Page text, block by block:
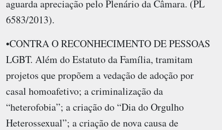
aguarda apreciação pelo Plenário da Câmara. (PL
6583/2013).
•CONTRA O RECONHECIMENTO DE PESSOAS
LGBT. Além do Estatuto da Família, tramitam
projetos que propõem a vedação de adoção por
casal homoafetivo; a criminalização da
“heterofobia”; a criação do “Dia do Orgulho
Heterossexual”; a criação de nova causa de